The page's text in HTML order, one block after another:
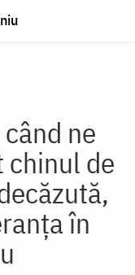
ne
chinul de
în